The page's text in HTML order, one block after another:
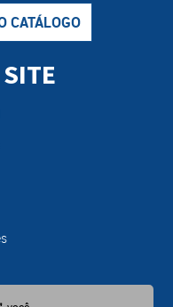
CATÁLOGO